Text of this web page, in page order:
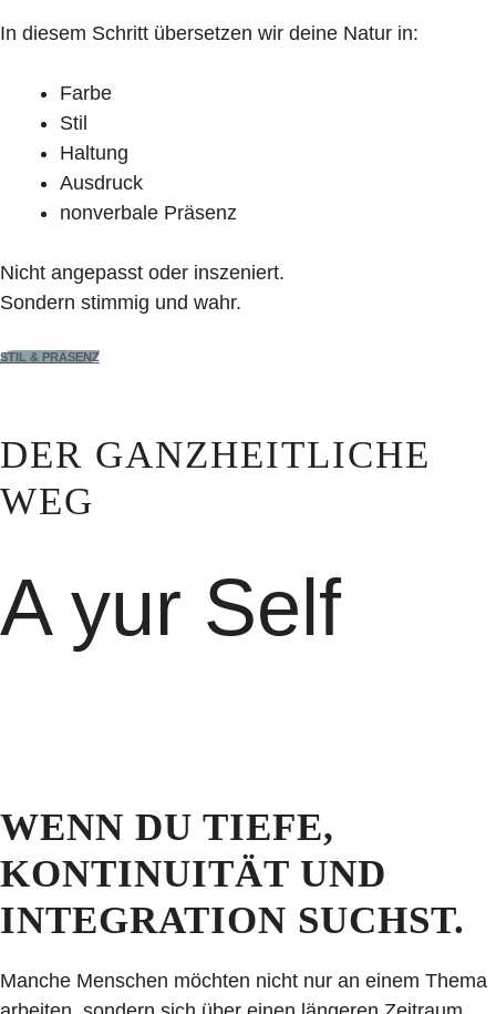
In diesem Schritt übersetzen wir deine Natur in:
Farbe
Stil
Haltung
Ausdruck
nonverbale Präsenz
Nicht angepasst oder inszeniert.
Sondern stimmig und wahr.
STIL & PRÄSENZ
DER GANZHEITLICHE
WEG
A yur Self
WENN DU TIEFE,
KONTINUITÄT UND
INTEGRATION SUCHST.
Manche Menschen möchten nicht nur an einem Thema